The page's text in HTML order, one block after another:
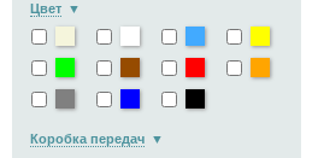
Цвет
Коробка передач